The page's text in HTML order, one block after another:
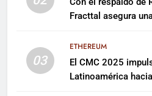
Fracttal asegura
03
ETHEREUM
El CMC 2025
Latinoamérica